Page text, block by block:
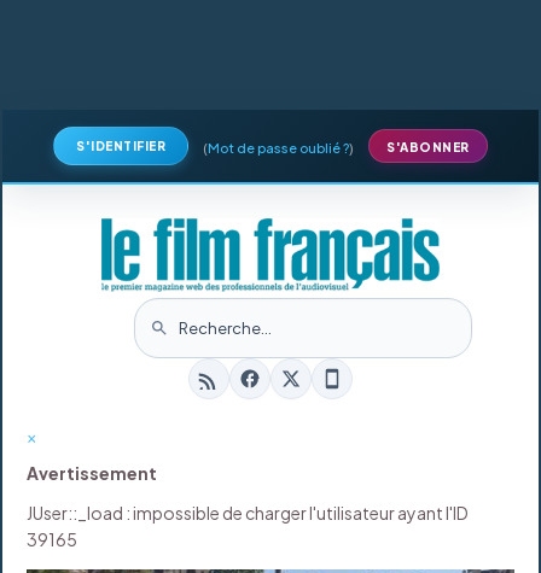
S'IDENTIFIER (Mot de passe oublié ?) S'ABONNER
×
Avertissement
JUser::_load : impossible de charger l'utilisateur ayant l'ID
39165